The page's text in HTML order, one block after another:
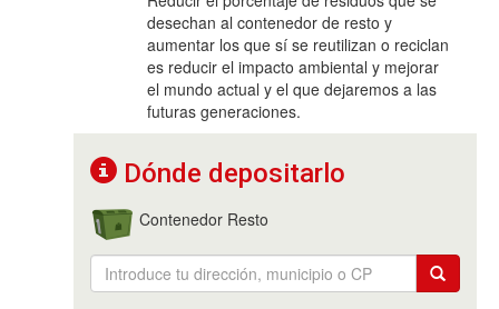
desechan al contenedor de resto y
aumentar los que sí se reutilizan o reciclan
es reducir el impacto ambiental y mejorar
el mundo actual y el que dejaremos a las
futuras generaciones.
Dónde depositarlo
Contenedor Resto